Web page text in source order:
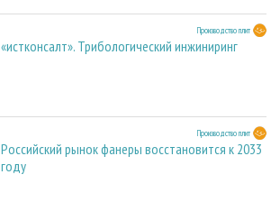
Производство плит
«истконсалт». Трибологический инжиниринг
Производство плит
Российский рынок фанеры восстановится к 2033
году